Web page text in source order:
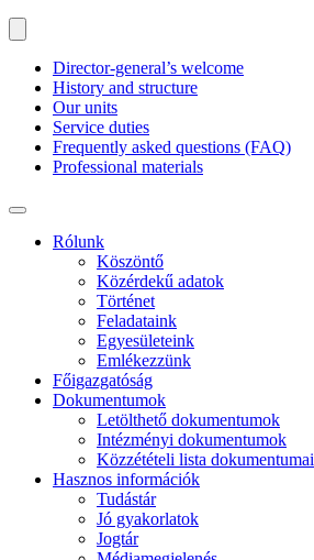
Director-general’s welcome
History and structure
Our units
Service duties
Frequently asked questions (FAQ)
Professional materials
Rólunk
Köszöntő
Közérdekű adatok
Történet
Feladataink
Egyesületeink
Emlékezzünk
Főigazgatóság
Dokumentumok
Letölthető dokumentumok
Intézményi dokumentumok
Közzétételi lista dokumentumai
Hasznos információk
Tudástár
Jó gyakorlatok
Jogtár